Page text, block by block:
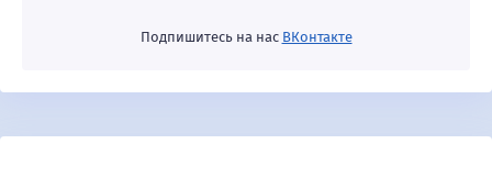
Подпишитесь на нас ВКонтакте